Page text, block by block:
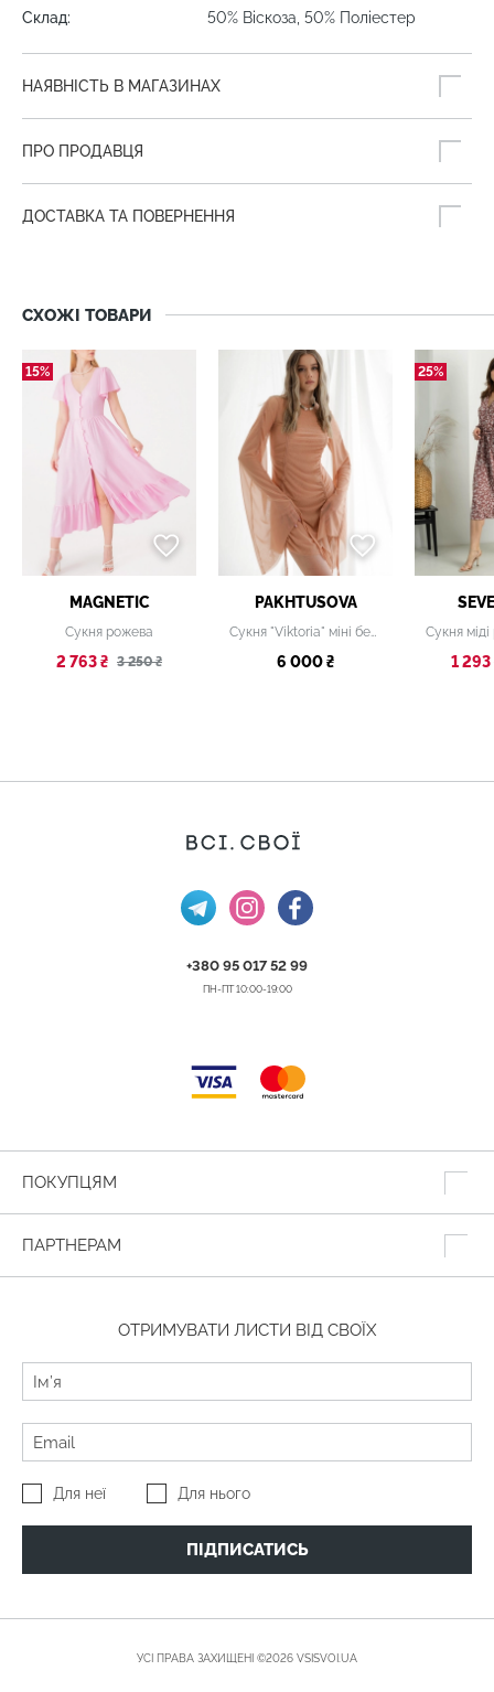
Склад: 50% Віскоза, 50% Поліестер
НАЯВНІСТЬ В МАГАЗИНАХ
ПРО ПРОДАВЦЯ
ДОСТАВКА ТА ПОВЕРНЕННЯ
СХОЖІ ТОВАРИ
15%
MAGNETIC
Сукня рожева
2 763 ₴ 3 250 ₴
PAKHTUSOVA
6 000 ₴
25%
1 293
+380 95 017 52 99
ПН-ПТ 10:00-19:00
ПОКУПЦЯМ
ПАРТНЕРАМ
ОТРИМУВАТИ ЛИСТИ ВІД СВОЇХ
Для неї Для нього
ПІДПИСАТИСЬ
УСІ ПРАВА ЗАХИЩЕНІ ©2026 VSISVOI.UA